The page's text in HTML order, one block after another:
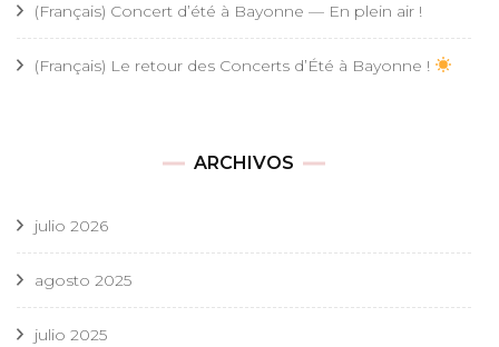
(Français) Concert d’été à Bayonne — En plein air !
(Français) Le retour des Concerts d’Été à Bayonne !
ARCHIVOS
julio 2026
agosto 2025
julio 2025